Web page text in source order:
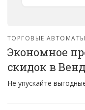
ТОРГОВЫЕ АВТОМАТЫ
Экономное
скидок в
Не упускайте